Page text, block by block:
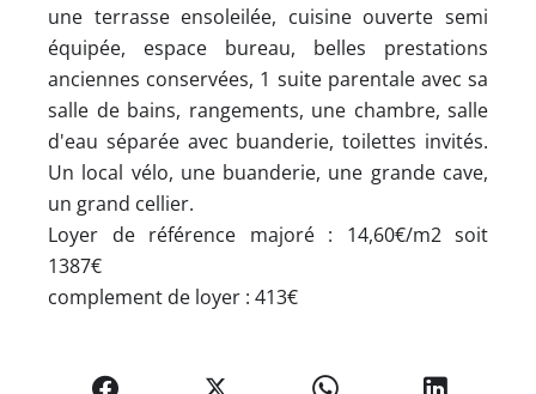
une terrasse ensoleilée, cuisine ouverte semi
équipée, espace bureau, belles prestations
anciennes conservées, 1 suite parentale avec sa
salle de bains, rangements, une chambre, salle
d'eau séparée avec buanderie, toilettes invités.
Un local vélo, une buanderie, une grande cave,
un grand cellier.
Loyer de référence majoré : 14,60€/m2 soit
1387€
complement de loyer : 413€